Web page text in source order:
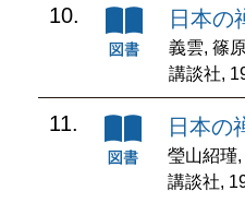
10. 日本の
義雲, 篠
講談社,
11. 日本の
瑩山紹瑾
講談社,